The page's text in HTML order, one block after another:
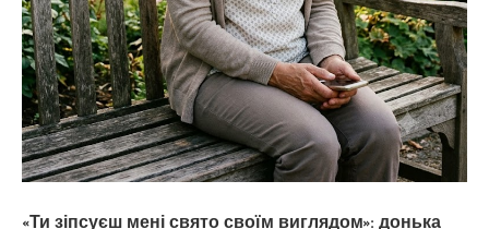
«Ти зіпсуєш мені свято своїм виглядом»: донька